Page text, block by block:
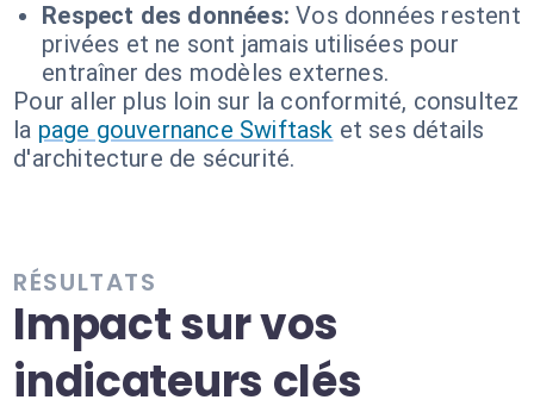
Respect des données: Vos données restent
privées et ne sont jamais utilisées pour
entraîner des modèles externes.
Pour aller plus loin sur la conformité, consultez
la page gouvernance Swiftask et ses détails
d'architecture de sécurité.
RÉSULTATS
Impact sur vos
indicateurs clés